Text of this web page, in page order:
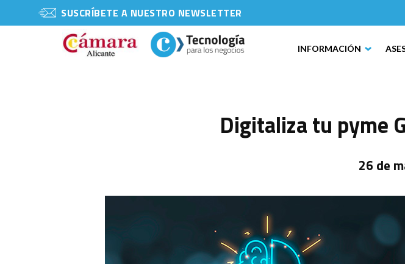
SUSCRÍBETE A NUESTRO NEWSLETTER
INFORMACIÓN
Digitaliza tu pyme
26 de